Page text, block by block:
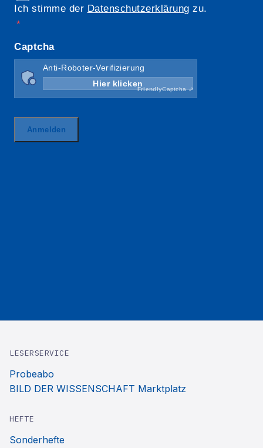
LESERSERVICE
Probeabo
BILD DER WISSENSCHAFT Marktplatz
HEFTE
Sonderhefte